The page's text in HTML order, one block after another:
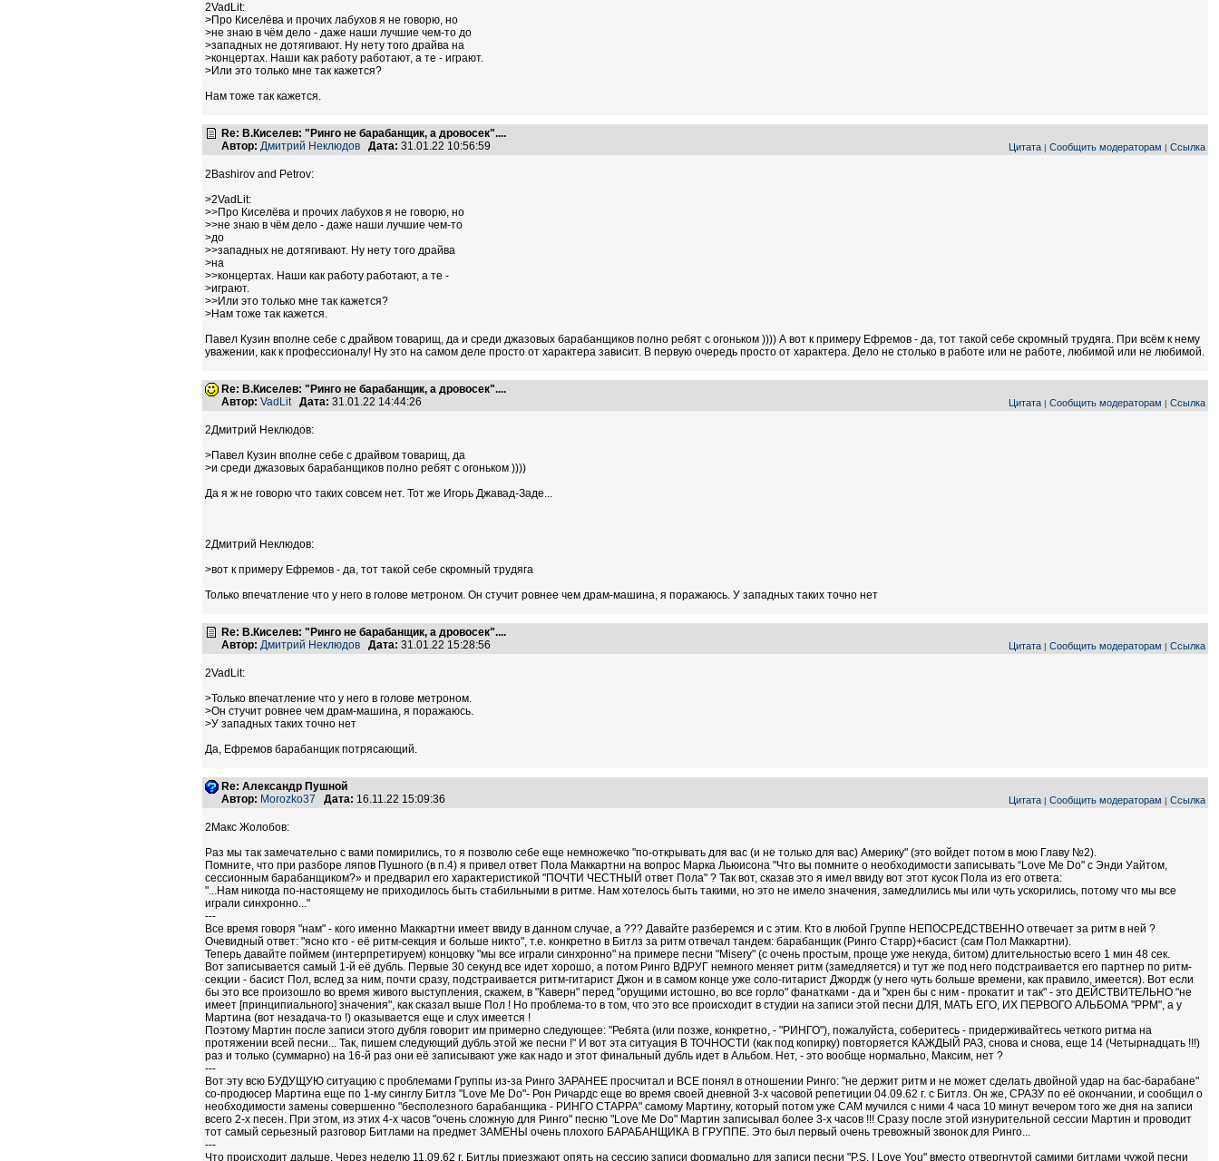
2VadLit:
>Про Киселёва и прочих лабухов я не говорю, но
>не знаю в чём дело - даже наши лучшие чем-то до
>западных не дотягивают. Ну нету того драйва на
>концертах. Наши как работу работают, а те - играют.
>Или это только мне так кажется?
Нам тоже так кажется.
Re: В.Киселев: "Ринго не барабанщик, а дровосек"....
Автор: Дмитрий Неклюдов Дата: 31.01.22 10:56:59 Цитата | Сообщить модераторам | Ссылка
2Bashirov and Petrov:
>2VadLit:
>>Про Киселёва и прочих лабухов я не говорю, но
>>не знаю в чём дело - даже наши лучшие чем-то
>до
>>западных не дотягивают. Ну нету того драйва
>на
>>концертах. Наши как работу работают, а те -
>играют.
>>Или это только мне так кажется?
>Нам тоже так кажется.
Павел Кузин вполне себе с драйвом товарищ, да и среди джазовых барабанщиков полно ребят с огоньком )))) А вот к примеру Ефремов - да, тот такой себе скромный трудяга. При всём к нему
уважении, как к профессионалу! Ну это на самом деле просто от характера зависит. В первую очередь просто от характера. Дело не столько в работе или не работе, любимой или не любимой.
Re: В.Киселев: "Ринго не барабанщик, а дровосек"....
Автор: VadLit Дата: 31.01.22 14:44:26 Цитата | Сообщить модераторам | Ссылка
2Дмитрий Неклюдов:
>Павел Кузин вполне себе с драйвом товарищ, да
>и среди джазовых барабанщиков полно ребят с огоньком ))))
Да я ж не говорю что таких совсем нет. Тот же Игорь Джавад-Заде...
2Дмитрий Неклюдов:
>вот к примеру Ефремов - да, тот такой себе скромный трудяга
Только впечатление что у него в голове метроном. Он стучит ровнее чем драм-машина, я поражаюсь. У западных таких точно нет
Re: В.Киселев: "Ринго не барабанщик, а дровосек"....
Автор: Дмитрий Неклюдов Дата: 31.01.22 15:28:56 Цитата | Сообщить модераторам | Ссылка
2VadLit:
>Только впечатление что у него в голове метроном.
>Он стучит ровнее чем драм-машина, я поражаюсь.
>У западных таких точно нет
Да, Ефремов барабанщик потрясающий.
Re: Александр Пушной
Автор: Morozko37 Дата: 16.11.22 15:09:36 Цитата | Сообщить модераторам | Ссылка
2Макс Жолобов:
Раз мы так замечательно с вами помирились, то я позволю себе еще немножечко "по-открывать для вас (и не только для вас) Америку" (это войдет потом в мою Главу №2).
Помните, что при разборе ляпов Пушного (в п.4) я привел ответ Пола Маккартни на вопрос Марка Льюисона "Что вы помните о необходимости записывать “Love Me Do" с Энди Уайтом,
сессионным барабанщиком?» и предварил его характеристикой "ПОЧТИ ЧЕСТНЫЙ ответ Пола" ? Так вот, сказав это я имел ввиду вот этот кусок Пола из его ответа:
"...Нам никогда по-настоящему не приходилось быть стабильными в ритме. Нам хотелось быть такими, но это не имело значения, замедлились мы или чуть ускорились, потому что мы все
играли синхронно..."
---
Все время говоря "нам" - кого именно Маккартни имеет ввиду в данном случае, а ??? Давайте разберемся и с этим. Кто в любой Группе НЕПОСРЕДСТВЕННО отвечает за ритм в ней ?
Очевидный ответ: "ясно кто - её ритм-секция и больше никто", т.е. конкретно в Битлз за ритм отвечал тандем: барабанщик (Ринго Старр)+басист (сам Пол Маккартни).
Теперь давайте поймем (интерпретируем) концовку "мы все играли синхронно" на примере песни "Misery" (с очень простым, проще уже некуда, битом) длительностью всего 1 мин 48 сек.
Вот записывается самый 1-й её дубль. Первые 30 секунд все идет хорошо, а потом Ринго ВДРУГ немного меняет ритм (замедляется) и тут же под него подстраивается его партнер по ритм-
секции - басист Пол, вслед за ним, почти сразу, подстраивается ритм-гитарист Джон и в самом конце уже соло-гитарист Джордж (у него чуть больше времени, как правило, имеется). Вот если
бы это все произошло во время живого выступления, скажем, в "Каверн" перед "орущими истошно, во все горло" фанатками - да и "хрен бы с ним - прокатит и так" - это ДЕЙСТВИТЕЛЬНО "не
имеет [принципиального] значения", как сказал выше Пол ! Но проблема-то в том, что это все происходит в студии на записи этой песни ДЛЯ, МАТЬ ЕГО, ИХ ПЕРВОГО АЛЬБОМА "PPM", а у
Мартина (вот незадача-то !) оказывается еще и слух имеется !
Поэтому Мартин после записи этого дубля говорит им примерно следующее: "Ребята (или позже, конкретно, - "РИНГО"), пожалуйста, соберитесь - придерживайтесь четкого ритма на
протяжении всей песни... Так, пишем следующий дубль этой же песни !" И вот эта ситуация В ТОЧНОСТИ (как под копирку) повторяется КАЖДЫЙ РАЗ, снова и снова, еще 14 (Четырнадцать !!!)
раз и только (суммарно) на 16-й раз они её записывают уже как надо и этот финальный дубль идет в Альбом. Нет, - это вообще нормально, Максим, нет ?
---
Вот эту всю БУДУЩУЮ ситуацию с проблемами Группы из-за Ринго ЗАРАНЕЕ просчитал и ВСЕ понял в отношении Ринго: "не держит ритм и не может сделать двойной удар на бас-барабане"
со-продюсер Мартина еще по 1-му синглу Битлз "Love Me Do"- Рон Ричардс еще во время своей дневной 3-х часовой репетиции 04.09.62 г. с Битлз. Он же, СРАЗУ по её окончании, и сообщил о
необходимости замены совершенно "бесполезного барабанщика - РИНГО СТАРРА" самому Мартину, который потом уже САМ мучился с ними 4 часа 10 минут вечером того же дня на записи
всего 2-х песен. При этом, из этих 4-х часов "очень сложную для Ринго" песню "Love Me Do" Мартин записывал более 3-х часов !!! Сразу после этой изнурительной сессии Мартин и проводит
тот самый серьезный разговор Битлами на предмет ЗАМЕНЫ очень плохого БАРАБАНЩИКА В ГРУППЕ. Это был первый очень тревожный звонок для Ринго...
---
Что происходит дальше. Через неделю 11.09.62 г. Битлы приезжают опять на сессию записи формально для записи песни "P.S. I Love You" вместо отвергнутой самими битлами чужой песни